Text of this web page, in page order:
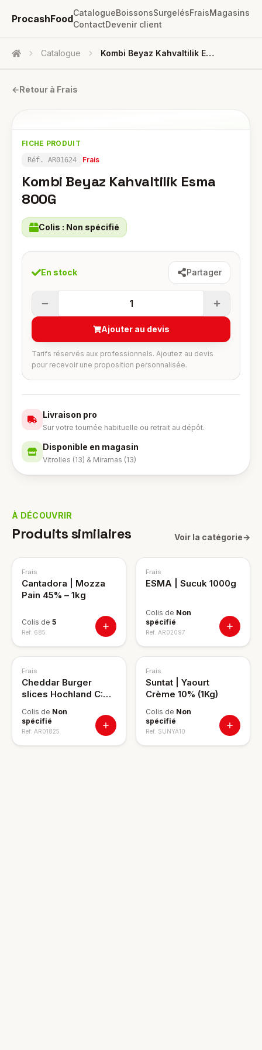
ProcashFood
CatalogueBoissonsSurgelésFraisMagasins
ContactDevenir client
Accueil Catalogue Kombi Beyaz Kahvaltilik Esma 800G
←Retour à Frais
FICHE PRODUIT
Réf. AR01624 Frais
Kombi Beyaz Kahvaltilik Esma
800G
Colis : Non spécifié
En stock Partager
1
Ajouter au devis
Tarifs réservés aux professionnels. Ajoutez au devis
pour recevoir une proposition personnalisée.
Livraison pro
Sur votre tournée habituelle ou retrait au dépôt.
Disponible en magasin
Vitrolles (13) & Miramas (13)
À DÉCOUVRIR
Produits similaires Voir la catégorie→
TOP VENTE
Frais
Cantadora | Mozza
Pain 45% – 1kg
Colis de 5
Ref. 685
Frais
ESMA | Sucuk 1000g
Colis de Non
spécifié
Ref. AR02097
Frais
Cheddar Burger
slices Hochland C:8
Colis de Non
spécifié
Ref. AR01825
Frais
Suntat | Yaourt
Crème 10% (1Kg)
Colis de Non
spécifié
Ref. SUNYA10